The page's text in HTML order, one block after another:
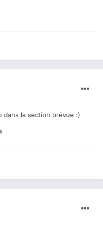
dans la section prévue :)